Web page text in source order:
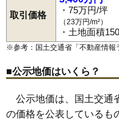
取引価格
・75万円/坪
（23万円/m²）
・土地面積
※参考：国土交通省「不動産情報
■公示地価はいくら？
公示地価は、国土交通
の価格を公表しているも
鹿室上里黒谷
城南城町 真福寺末田諏訪
西町野孫原町東岩
馬込増長南下新
美園東
岩槻駅 東岩槻駅